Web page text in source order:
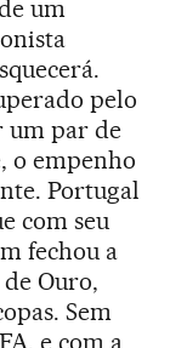
um
pelo
um par de
o empenho
Portugal
com seu
fechou a
Ouro,
Sem
e com a